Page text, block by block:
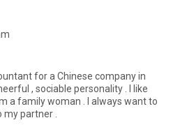
, sociable personality . I like
a family woman . I always want to
partner .